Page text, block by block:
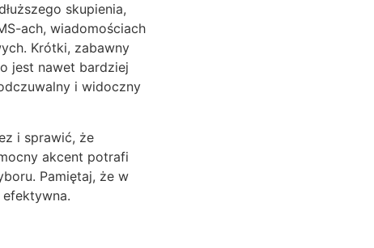
skupienia,
ach, wiadomościach
Krótki, zabawny
jest nawet bardziej
i widoczny
i sprawić, że
akcent potrafi
Pamiętaj, że w